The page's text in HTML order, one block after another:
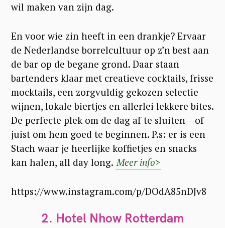
wil maken van zijn dag.
En voor wie zin heeft in een drankje? Ervaar
de Nederlandse borrelcultuur op z’n best aan
de bar op de begane grond. Daar staan
bartenders klaar met creatieve cocktails, frisse
mocktails, een zorgvuldig gekozen selectie
wijnen, lokale biertjes en allerlei lekkere bites.
De perfecte plek om de dag af te sluiten – of
juist om hem goed te beginnen. P.s: er is een
Stach waar je heerlijke koffietjes en snacks
kan halen, all day long. Meer info>
https://www.instagram.com/p/DOdA85nDJv8
2. Hotel Nhow Rotterdam